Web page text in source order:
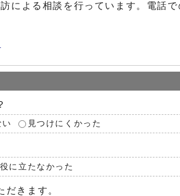
による相談を行っています。電話で
い 見つけにくかった
役に立たなかった
きます。